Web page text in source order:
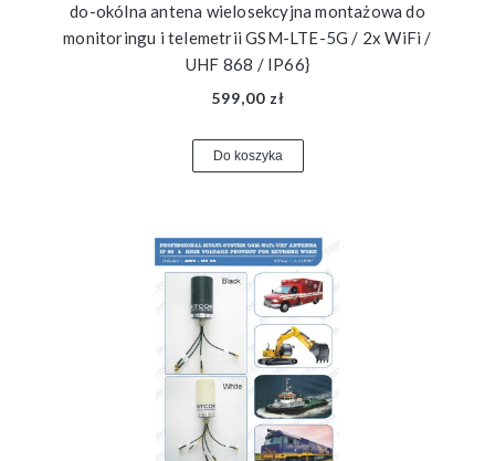
do-okólna antena wielosekcyjna montażowa do
monitoringu i telemetrii GSM-LTE-5G / 2x WiFi /
UHF 868 / IP66}
599,00 zł
Do koszyka